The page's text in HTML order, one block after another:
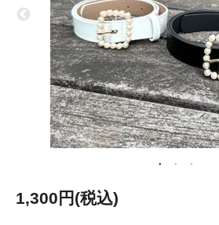
1,300円(税込)